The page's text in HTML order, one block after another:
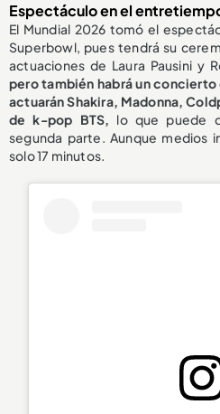
Espectáculo en el
El Mundial 2026 tomó el
Superbowl, pues tendrá su
actuaciones de Laura Pausini y
pero también habrá un
actuarán Shakira, Madonna,
de k-pop BTS, lo que puede
segunda parte. Aunque medios
solo 17 minutos.